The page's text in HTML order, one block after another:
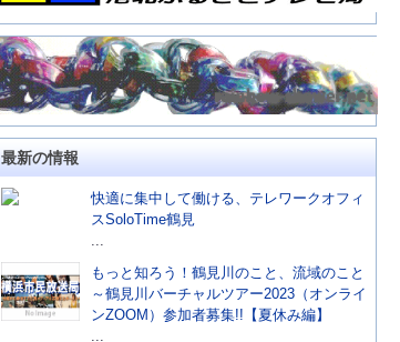
最新の情報
快適に集中して働ける、テレワークオフィ
スSoloTime鶴見
...
もっと知ろう！鶴見川のこと、流域のこと
～鶴見川バーチャルツアー2023（オンライ
ンZOOM）参加者募集!!【夏休み編】
...